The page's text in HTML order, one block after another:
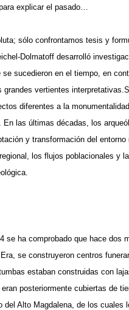
explicar el pasado…
sólo confrontamos tesis y
Dolmatoff desarrolló
sucedieron en el tiempo, en
vertientes
diferentes a la
las últimas décadas, los
y transformación del
los flujos poblacionales y
ha comprobado que hace dos
se construyeron centros
estaban construidas con
posteriormente cubiertas de
Alto Magdalena, de los